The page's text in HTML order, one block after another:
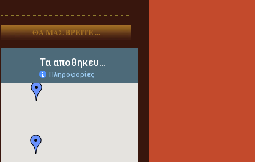
ΘΑ ΜΑΣ ΒΡΕΙΤΕ ...